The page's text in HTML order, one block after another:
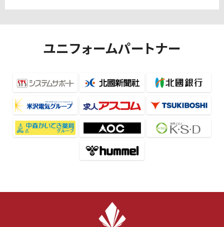
ユニフォームパートナー